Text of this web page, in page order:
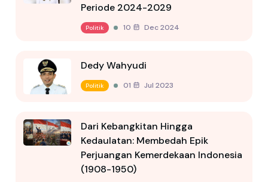
Periode 2024-2029
Politik 10 Dec 2024
Dedy Wahyudi
Politik 01 Jul 2023
Dari Kebangkitan Hingga
Kedaulatan: Membedah Epik
Perjuangan Kemerdekaan Indonesia
(1908-1950)